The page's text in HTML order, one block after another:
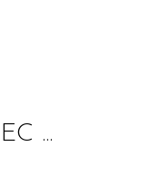
...